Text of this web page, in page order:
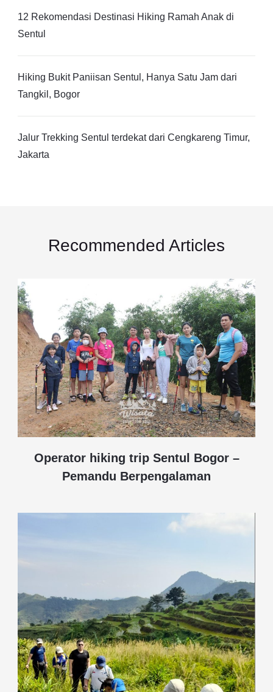
12 Rekomendasi Destinasi Hiking Ramah Anak di
Sentul
Hiking Bukit Paniisan Sentul, Hanya Satu Jam dari
Tangkil, Bogor
Jalur Trekking Sentul terdekat dari Cengkareng Timur,
Jakarta
Recommended Articles
Operator hiking trip Sentul Bogor –
Pemandu Berpengalaman